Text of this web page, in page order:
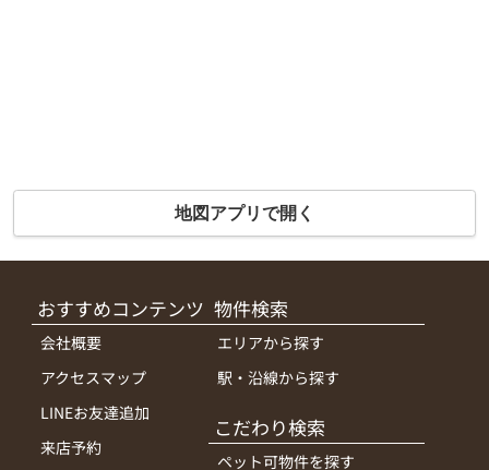
地図アプリで開く
おすすめコンテンツ
会社概要
アクセスマップ
LINEお友達追加
来店予約
物件検索
エリアから探す
駅・沿線から探す
こだわり検索
ペット可物件を探す